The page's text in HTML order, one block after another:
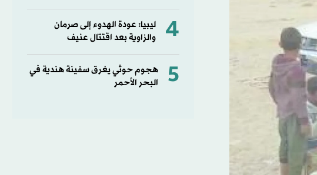
4
ليبيا: عودة الهدوء إلى صرمان
والزاوية بعد اقتتال عنيف
5
هجوم حوثي يغرق سفينة هندية في
البحر الأحمر